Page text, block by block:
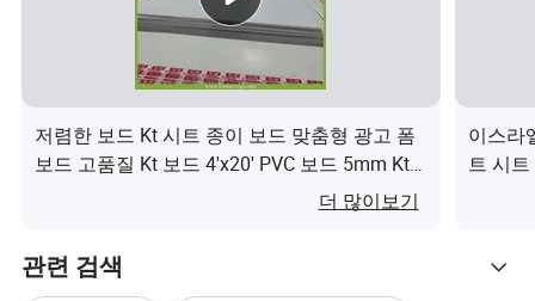
제품 이름: 아크릴/복근 패널 시트
크기: 일반 크기 1220 * 24400 필요한 경우 맞춤 설정할 수
색상. 컬러 북 및 팬톤 번호를 가지고 있다면 무료로 샘플을
제품 특성: 1, 쉽게 절단, 습기 방지, 방수 및 곰팡이 방지
2, 무게가 가벼워 배송 시 좋습니다
3, 굽기가 쉽고 UV 인쇄가 가능합니다
저렴한 보드 Kt 시트 종이 보드 맞춤형 광고 폼
보드 고품질 Kt 보드 4'x20' PVC 보드 5mm Kt
보드 무료 샘플 빠른 배송이(가) 무엇인가요?
더 많이보기
이스라
트 시
관련 검색